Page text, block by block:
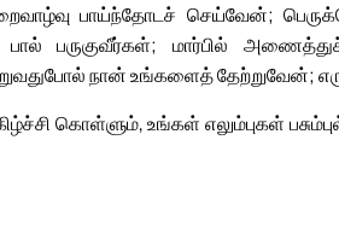
பாய்ந்தோடச் செய்வேன்;
பருகுவீர்கள்; மார்பில் அணைத்துச்
நான் உங்களைத் தேற்றுவேன்;
கொள்ளும், உங்கள் எலும்புகள்